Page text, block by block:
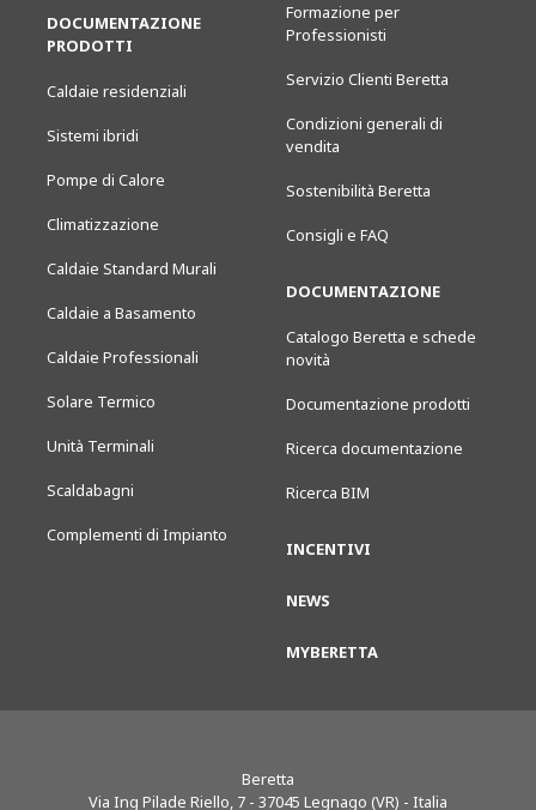
DOCUMENTAZIONE
PRODOTTI
Caldaie residenziali
Sistemi ibridi
Pompe di Calore
Climatizzazione
Caldaie Standard Murali
Caldaie a Basamento
Caldaie Professionali
Solare Termico
Unità Terminali
Scaldabagni
Complementi di Impianto
Formazione per
Professionisti
Servizio Clienti Beretta
Condizioni generali di
vendita
Sostenibilità Beretta
Consigli e FAQ
DOCUMENTAZIONE
Catalogo Beretta e schede
novità
Documentazione prodotti
Ricerca documentazione
Ricerca BIM
INCENTIVI
NEWS
MYBERETTA
Beretta
Via Ing Pilade Riello, 7 - 37045 Legnago (VR) - Italia